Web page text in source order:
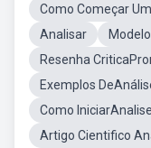
Como Começar
Analisar
Resenha
Exemplos
Como
Artigo Cientifico